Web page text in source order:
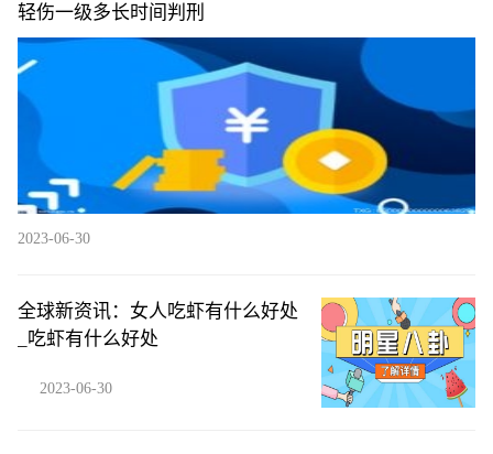
轻伤一级多长时间判刑
2023-06-30
全球新资讯：女人吃虾有什么好处
_吃虾有什么好处
2023-06-30